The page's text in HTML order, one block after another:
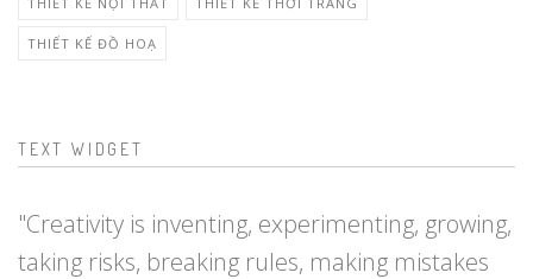
THIẾT KẾ ĐỒ HOẠ
TEXT WIDGET
"Creativity is inventing, experimenting, growing,
taking risks, breaking rules, making mistakes